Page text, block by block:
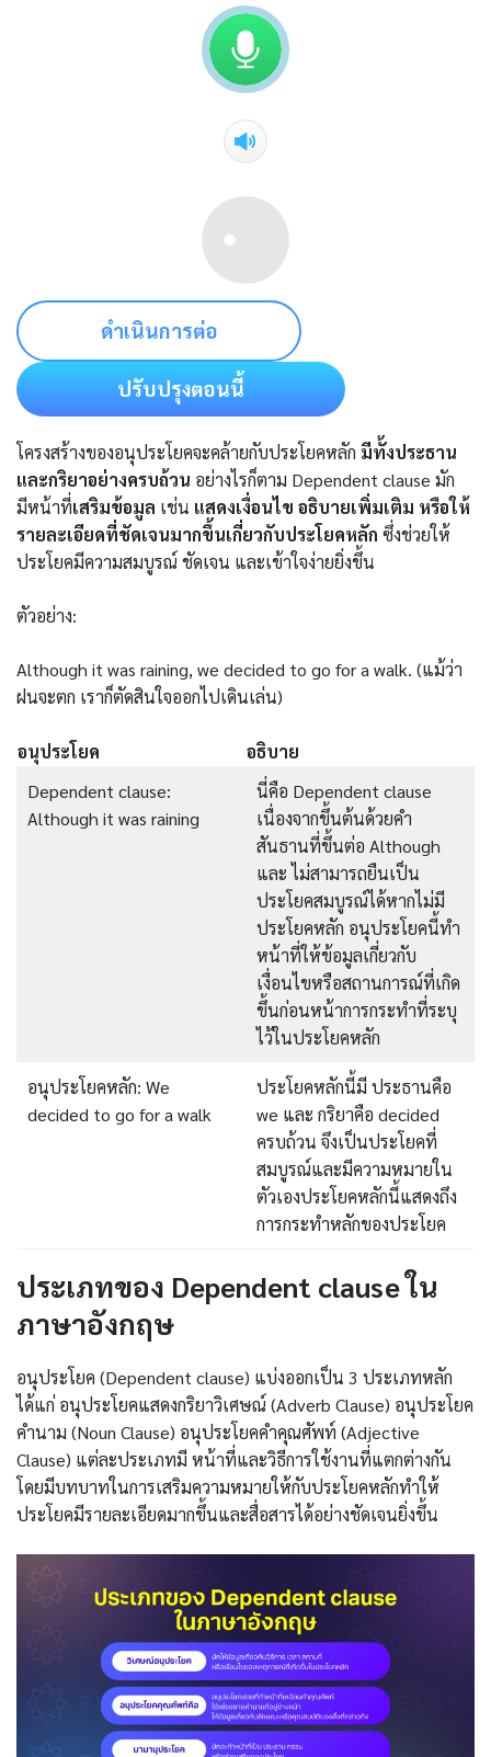
ดำเนินการต่อ
ปรับปรุงตอนนี้
โครงสร้างของอนุประโยคจะคล้ายกับประโยคหลัก มีทั้งประธาน
และกริยาอย่างครบถ้วน อย่างไรก็ตาม Dependent clause มัก
มีหน้าที่เสริมข้อมูล เช่น แสดงเงื่อนไข อธิบายเพิ่มเติม หรือให้
รายละเอียดที่ชัดเจนมากขึ้นเกี่ยวกับประโยคหลัก ซึ่งช่วยให้
ประโยคมีความสมบูรณ์ ชัดเจน และเข้าใจง่ายยิ่งขึ้น
ตัวอย่าง:
Although it was raining, we decided to go for a walk. (แม้ว่า
ฝนจะตก เราก็ตัดสินใจออกไปเดินเล่น)
อนุประโยค
อธิบาย
Dependent clause:
Although it was raining
นี่คือ Dependent clause
เนื่องจากขึ้นต้นด้วยคำ
สันธานที่ขึ้นต่อ Although
และ ไม่สามารถยืนเป็น
ประโยคสมบูรณ์ได้หากไม่มี
ประโยคหลัก อนุประโยคนี้ทำ
หน้าที่ให้ข้อมูลเกี่ยวกับ
เงื่อนไขหรือสถานการณ์ที่เกิด
ขึ้นก่อนหน้าการกระทำที่ระบุ
ไว้ในประโยคหลัก
อนุประโยคหลัก: We
decided to go for a walk
ประโยคหลักนี้มี ประธานคือ
we และ กริยาคือ decided
ครบถ้วน จึงเป็นประโยคที่
สมบูรณ์และมีความหมายใน
ตัวเองประโยคหลักนี้แสดงถึง
การกระทำหลักของประโยค
ประเภทของ Dependent clause ใน
ภาษาอังกฤษ
อนุประโยค (Dependent clause) แบ่งออกเป็น 3 ประเภทหลัก
ได้แก่ อนุประโยคแสดงกริยาวิเศษณ์ (Adverb Clause) อนุประโยค
คำนาม (Noun Clause) อนุประโยคคำคุณศัพท์ (Adjective
Clause) แต่ละประเภทมี หน้าที่และวิธีการใช้งานที่แตกต่างกัน
โดยมีบทบาทในการเสริมความหมายให้กับประโยคหลักทำให้
ประโยคมีรายละเอียดมากขึ้นและสื่อสารได้อย่างชัดเจนยิ่งขึ้น